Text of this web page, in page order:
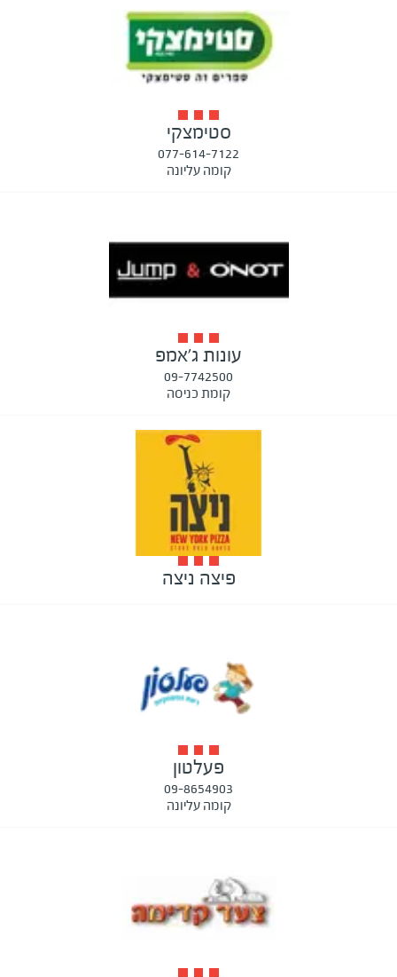
סטימצקי
077-614-7122
קומה עליונה
עונות ג'אמפ
09-7742500
קומת כניסה
פיצה ניצה
פעלטון
09-8654903
קומה עליונה